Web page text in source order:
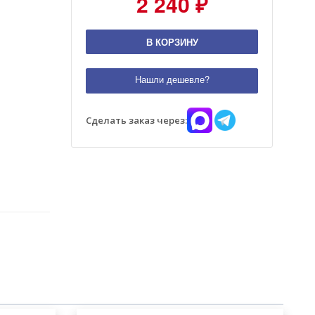
В КОРЗИНУ
Нашли дешевле?
Сделать заказ через: